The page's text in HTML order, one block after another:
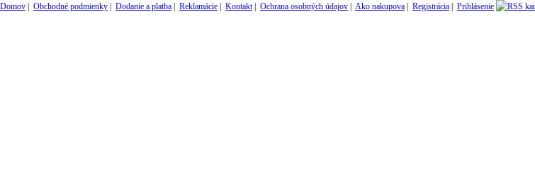
Domov Obchodné podmienky Dodanie a platba Reklamácie Kontakt| Ochrana osobných údajov Ako nakupova Registrácia Prihlásenie